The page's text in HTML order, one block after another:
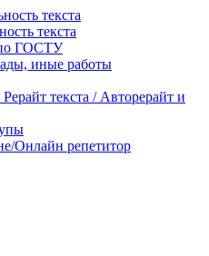
текста
текста
ГОСТУ
иные работы
текста / Авторерайт и
Онлайн репетитор